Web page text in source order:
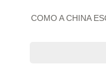
COMO A CHINA